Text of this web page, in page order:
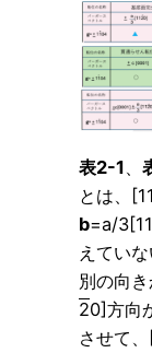
表2-1
とは、[11
b=a/3[11
えてい
別の向
20]方向
させて